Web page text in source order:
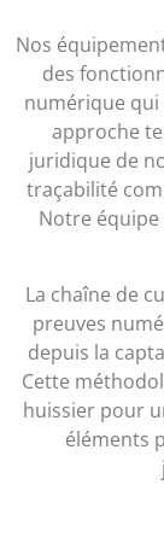
Nos
des
numérique qui
approche
juridique de
traçabilité
Notre
La chaîne de
preuves
depuis la
Cette
huissier pour
éléments